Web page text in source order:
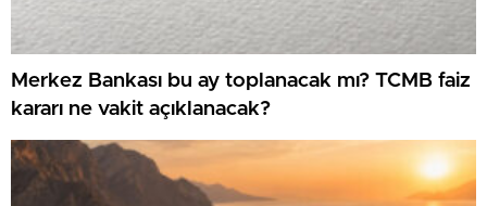
Merkez Bankası bu ay toplanacak mı? TCMB faiz
kararı ne vakit açıklanacak?